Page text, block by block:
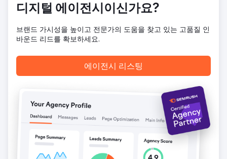
증가
에이전시 페이지로 이동
디지털 에이전시이신가요?
브랜드 가시성을 높이고 전문가의 도움을 찾고 있는 고품질 인
바운드 리드를 확보하세요.
에이전시 리스팅